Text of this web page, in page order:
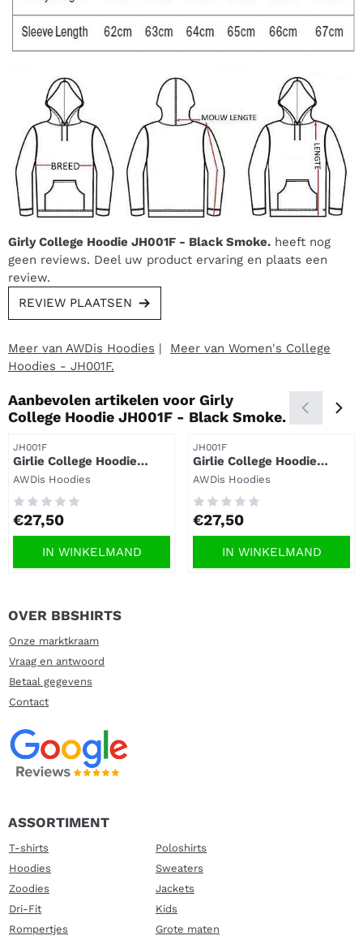
Girly College Hoodie JH001F - Black Smoke. heeft nog
geen reviews. Deel uw product ervaring en plaats een
review.
REVIEW PLAATSEN
Meer van AWDis Hoodies | Meer van Women's College
Hoodies - JH001F.
Aanbevolen artikelen voor Girly
College Hoodie JH001F - Black Smoke.
Artikelnummer
JH001F
Girlie College Hoodie
JH001F- Jet black.
Merk:
AWDis Hoodies
Prijs: 27,50
€27,50
IN WINKELMAND
Artikelnummer
JH001F
Girlie College Hoodie
JH001F - Burgundy.
Merk:
AWDis Hoodies
Prijs: 27,50
€27,50
IN WINKELMAND
OVER BBSHIRTS
Onze marktkraam
Vraag en antwoord
Betaal gegevens
Contact
ASSORTIMENT
T-shirts
Poloshirts
Hoodies
Sweaters
Zoodies
Jackets
Dri-Fit
Kids
Rompertjes
Grote maten